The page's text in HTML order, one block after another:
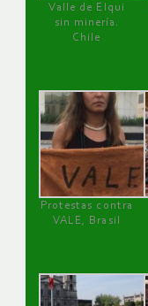
Valle de Elqui
sin minería.
Chile
Protestas contra
VALE, Brasil